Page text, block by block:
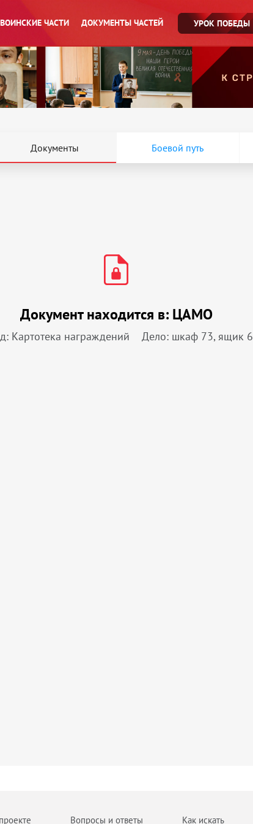
ВОИНСКИЕ ЧАСТИ ДОКУМЕНТЫ ЧАСТЕЙ УРОК ПОБЕДЫ
Документы Боевой путь
Документ находится в: ЦАМО
Картотека награждений Дело: шкаф 73, ящик 6
Вопросы и ответы Как искать